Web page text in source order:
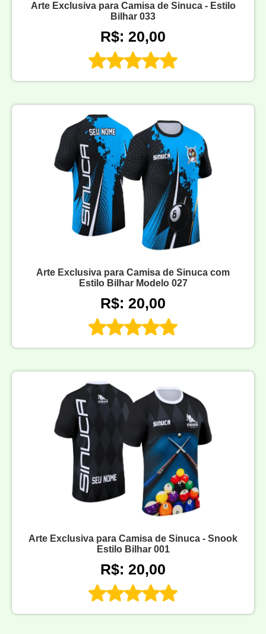
Arte Exclusiva para Camisa de Sinuca - Estilo
Bilhar 033
R$: 20,00
Arte Exclusiva para Camisa de Sinuca com
Estilo Bilhar Modelo 027
R$: 20,00
Arte Exclusiva para Camisa de Sinuca - Snook
Estilo Bilhar 001
R$: 20,00